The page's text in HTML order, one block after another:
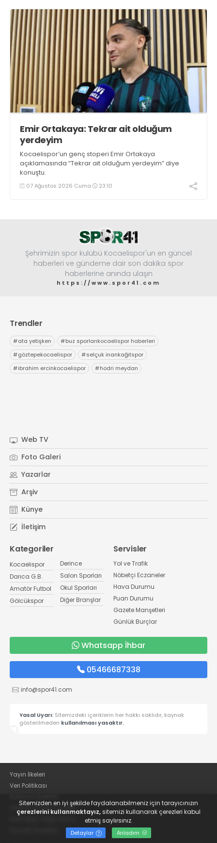
Emir Ortakaya: Tekrar ait olduğum
yerdeyim
Kocaelispor’un genç stoperi Emir Ortakaya
açıklamasında “Tekrar ait olduğum yerdeyim” diye
konuştu.
07 Ağustos 2026 Cuma 23:10
Şehrimizin spor kulübü Kocaelispor'un en güncel
haberleri ve gündeme dair son dakika spor
haberlerine anında ulaşın
https://www.spor41.com
Trendler
#ata yetişken #buz sporlarıkocaelispor haberleri
#göztepekocaelispor #selçuk inankağıtspor
#ibrahim ercinkocaelispor #hodri meydan
Web TV
Foto Galeri
Yazarlar
Arşiv
Künye
İletişim
Kategoriler
Kocaelispor
Darıca G.B.
Amatör Futbol
Gölcükspor
Derince
Salon Sporları
Okul Sporları
Diğer Branşlar
Servisler
Yol ve Trafik
Nöbetçi Eczaneler
Hava Durumu
Puan Durumu
Gazete Manşetleri
Günlük Burçlar
Whatsapp İhbar
05466687338
info@spor41.com
Yasal Uyarı: Sitemizdeki içeriklerin her hakkı saklıdır, kaynak
gösterilmeden kullanılması yasaktır.
Yayın İlkeleri
Veri Politikası
KVKK Aydınlatma Metni
Sitemizden en iyi şekilde faydalanabilmeniz için tarayıcınızın
çerezlerini kullanmaktayız,sitemizi kullanarak çerezleri kabul
etmiş saylırsınız.
Detaylar Anladım